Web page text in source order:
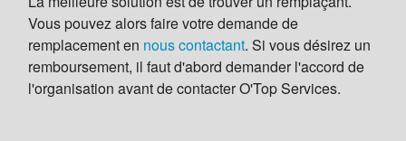
Vous pouvez alors faire votre demande de
remplacement en nous contactant. Si vous désirez un
remboursement, il faut d'abord demander l'accord de
l'organisation avant de contacter O'Top Services.